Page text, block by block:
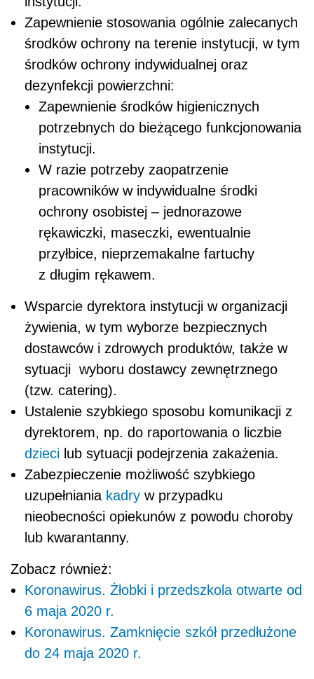
Zapewnienie stosowania ogólnie zalecanych
środków ochrony na terenie instytucji, w tym
środków ochrony indywidualnej oraz
dezynfekcji powierzchni:
Zapewnienie środków higienicznych
potrzebnych do bieżącego funkcjonowania
instytucji.
W razie potrzeby zaopatrzenie
pracowników w indywidualne środki
ochrony osobistej – jednorazowe
rękawiczki, maseczki, ewentualnie
przyłbice, nieprzemakalne fartuchy
z długim rękawem.
Wsparcie dyrektora instytucji w organizacji
żywienia, w tym wyborze bezpiecznych
dostawców i zdrowych produktów, także w
sytuacji wyboru dostawcy zewnętrznego
(tzw. catering).
Ustalenie szybkiego sposobu komunikacji z
dyrektorem, np. do raportowania o liczbie
dzieci lub sytuacji podejrzenia zakażenia.
Zabezpieczenie możliwość szybkiego
uzupełniania kadry w przypadku
nieobecności opiekunów z powodu choroby
lub kwarantanny.
Zobacz również:
Koronawirus. Żłobki i przedszkola otwarte od
6 maja 2020 r.
Koronawirus. Zamknięcie szkół przedłużone
do 24 maja 2020 r.